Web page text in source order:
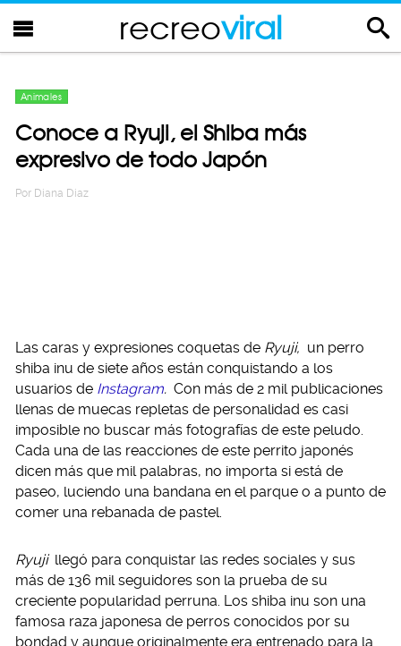
recreoviral
Animales
Conoce a Ryuji, el Shiba más
expresivo de todo Japón
Por Diana Diaz
Las caras y expresiones coquetas de Ryuji, un perro
shiba inu de siete años están conquistando a los
usuarios de Instagram. Con más de 2 mil publicaciones
llenas de muecas repletas de personalidad es casi
imposible no buscar más fotografías de este peludo.
Cada una de las reacciones de este perrito japonés
dicen más que mil palabras, no importa si está de
paseo, luciendo una bandana en el parque o a punto de
comer una rebanada de pastel.
Ryuji llegó para conquistar las redes sociales y sus
más de 136 mil seguidores son la prueba de su
creciente popularidad perruna. Los shiba inu son una
famosa raza japonesa de perros conocidos por su
bondad y aunque originalmente era entrenado para la